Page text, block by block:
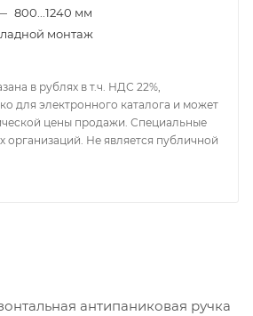
800...1240 мм
монтаж
в рублях в т.ч. НДС 22%,
для электронного каталога и может
цены продажи. Специальные
организаций. Не является публичной
антипаниковая ручка